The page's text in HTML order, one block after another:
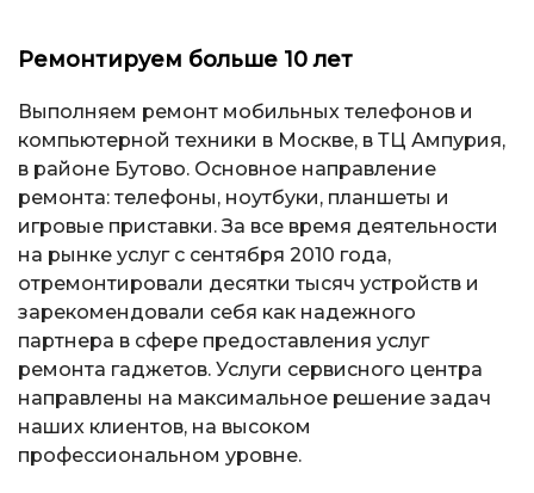
Ремонтируем больше 10 лет
Выполняем ремонт мобильных телефонов и
компьютерной техники в Москве, в ТЦ Ампурия,
в районе Бутово. Основное направление
ремонта: телефоны, ноутбуки, планшеты и
игровые приставки. За все время деятельности
на рынке услуг с сентября 2010 года,
отремонтировали десятки тысяч устройств и
зарекомендовали себя как надежного
партнера в сфере предоставления услуг
ремонта гаджетов. Услуги сервисного центра
направлены на максимальное решение задач
наших клиентов, на высоком
профессиональном уровне.